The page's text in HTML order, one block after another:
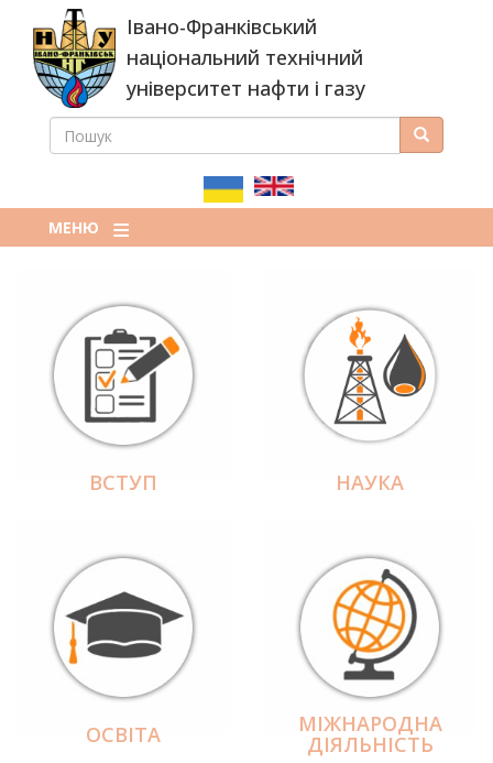
основного
вмісту
Івано-Франківський
національний технічний
університет нафти і газу
ПОШУКОВА
ПОШУК Пошук
МЕНЮ
ВСТУП НАУКА
ОСВІТА МІЖНАРОДНА
ДІЯЛЬНІCТЬ